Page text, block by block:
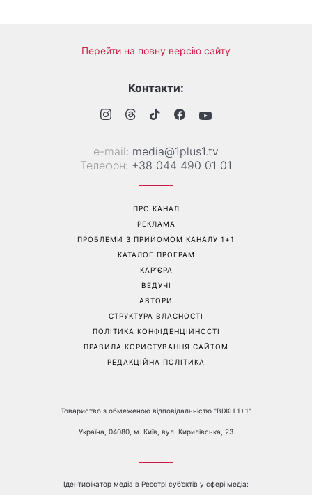
Перейти на повну версію сайту
Контакти:
е-mail: media@1plus1.tv
Телефон: +38 044 490 01 01
ПРО КАНАЛ
РЕКЛАМА
ПРОБЛЕМИ З ПРИЙОМОМ КАНАЛУ 1+1
КАТАЛОГ ПРОГРАМ
КАР’ЄРА
ВЕДУЧІ
АВТОРИ
СТРУКТУРА ВЛАСНОСТІ
ПОЛІТИКА КОНФІДЕНЦІЙНОСТІ
ПРАВИЛА КОРИСТУВАННЯ САЙТОМ
РЕДАКЦІЙНА ПОЛІТИКА
Товариство з обмеженою відповідальністю "ВІЖН 1+1"
Україна, 04080, м. Київ, вул. Кирилівська, 23
Ідентифікатор медіа в Реєстрі суб’єктів у сфері медіа: